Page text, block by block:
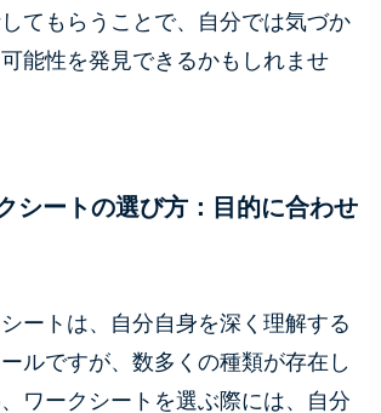
てもらうことで、自分では気づか
能性を発見できるかもしれませ
シートの選び方：目的に合わせ
ートは、自分自身を深く理解する
ルですが、数多くの種類が存在し
ワークシートを選ぶ際には、自分